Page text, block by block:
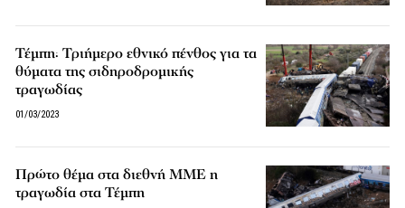
Τέμπη: Τριήμερο εθνικό πένθος για τα
θύματα της σιδηροδρομικής
τραγωδίας
01/03/2023
Πρώτο θέμα στα διεθνή ΜΜΕ η
τραγωδία στα Τέμπη